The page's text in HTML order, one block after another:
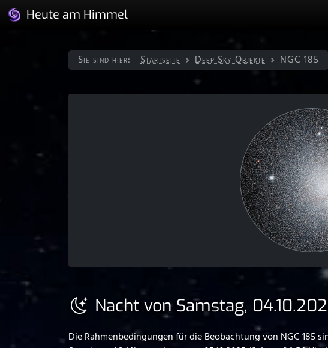
Heute am Himmel
Sie sind hier: Startseite Deep Sky Objekte NGC 185
Nacht von Samstag,
Die Rahmenbedingungen für die Beobachtung von NGC 185